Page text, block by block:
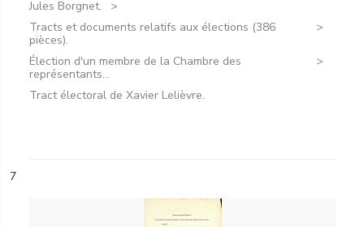
Jules Borgnet.
Tracts et documents relatifs aux élections (386
pièces).
Élection d'un membre de la Chambre des
représentants...
Tract électoral de Xavier Lelièvre.
7